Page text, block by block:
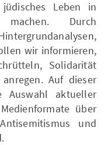
Leben in
Durch
wir informieren,
Solidarität
Auf dieser
Auswahl aktueller
über
und